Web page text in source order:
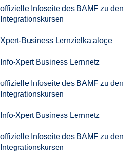
offizielle Infoseite des BAMF zu den
Integrationskursen
Xpert-Business Lernzielkataloge
Info-Xpert Business Lernnetz
offizielle Infoseite des BAMF zu den
Integrationskursen
Info-Xpert Business Lernnetz
offizielle Infoseite des BAMF zu den
Integrationskursen